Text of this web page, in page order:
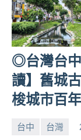
者、
各
發
表
會
及
活
動
持、
◎台灣台
讀】舊城
梭城市百
台中 台灣
小
No